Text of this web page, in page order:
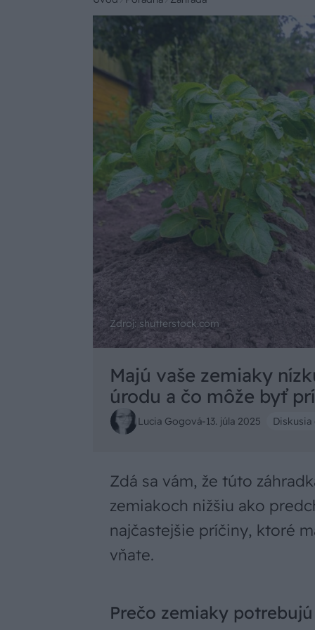
Zdroj: shutterstock.com
Majú vaše zemiaky
úrodu a čo môže byť
Lucia Gogová-13. júla 2025 Diskusia
Zdá sa vám, že túto
zemiakoch nižšiu ako
najčastejšie príčiny, ktoré
vňate.
Prečo zemiaky